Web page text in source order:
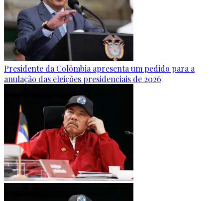
Presidente da Colômbia apresenta um pedido para a
anulação das eleições presidenciais de 2026